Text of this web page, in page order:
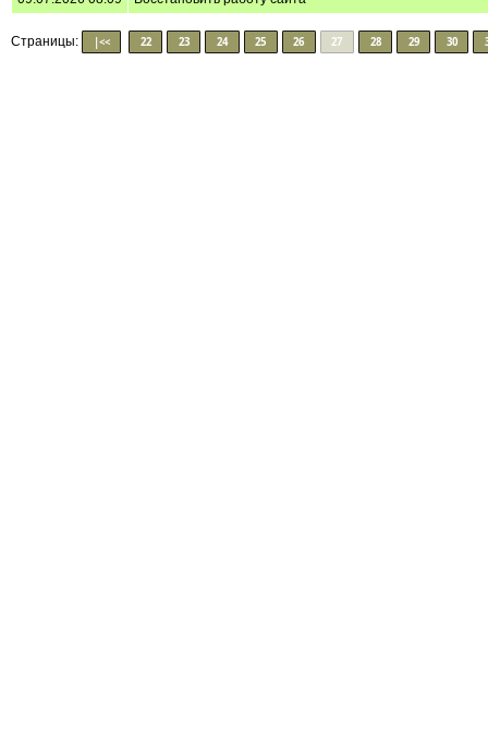
Страницы: |<< 22 23 24 25 26 27 28 29 30